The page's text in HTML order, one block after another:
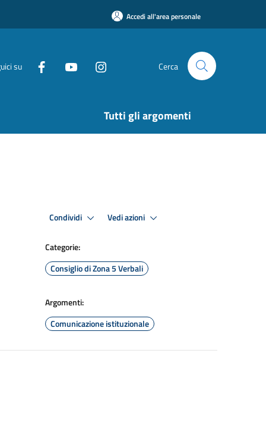
Accedi all'area personale
su Cerca
Tutti gli argomenti
Condividi Vedi azioni
Categorie:
Consiglio di Zona 5 Verbali
Argomenti:
Comunicazione istituzionale